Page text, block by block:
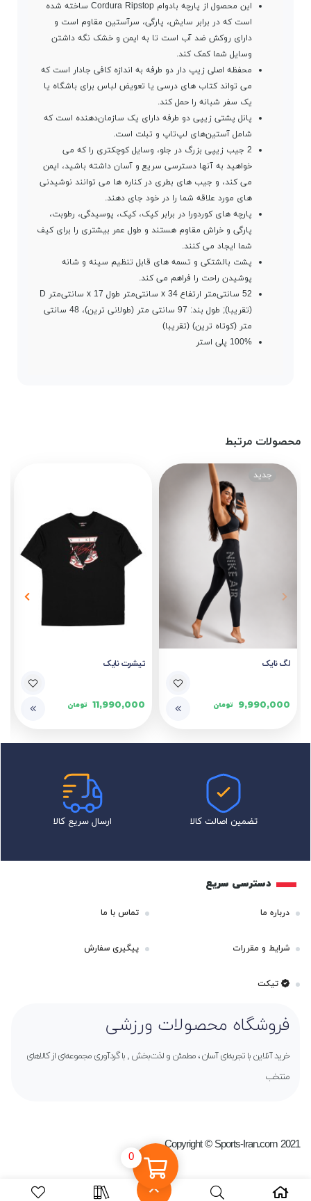
این محصول از پارچه بادوام Cordura Ripstop ساخته شده
است که در برابر سایش، پارگی، سرآستین مقاوم است و
دارای روکش ضد آب است تا به ایمن و خشک نگه داشتن
وسایل شما کمک کند.
محفظه اصلی زیپ دار دو طرفه به اندازه کافی جادار است که
می تواند کتاب های درسی یا تعویض لباس برای باشگاه یا
یک سفر شبانه را حمل کند.
پانل پشتی زیپی دو طرفه دارای یک سازمان‌دهنده است که
شامل آستین‌های لپ‌تاپ و تبلت است.
2 جیب زیپی بزرگ در جلو، وسایل کوچکتری را که می
خواهید به آنها دسترسی سریع و آسان داشته باشید، ایمن
می کند، و جیب های بطری در کناره ها می توانند نوشیدنی
های مورد علاقه شما را در خود جای دهند.
پارچه های کوردورا در برابر کپک، کپک، پوسیدگی، رطوبت،
پارگی و خراش مقاوم هستند و طول عمر بیشتری را برای کیف
شما ایجاد می کنند.
پشت بالشتکی و تسمه های قابل تنظیم سینه و شانه
پوشیدن راحت را فراهم می کند.
52 سانتی‌متر ارتفاع x 34 سانتی‌متر طول x 17 سانتی‌متر D
(تقریبا); طول بند: 97 سانتی متر (طولانی ترین)، 48 سانتی
متر (کوتاه ترین) (تقریبا)
100% پلی استر
محصولات مرتبط
لگ نایک
9,990,000 تومان
تیشرت نایک
11,990,000 تومان
تضمین اصالت کالا ارسال سریع کالا
دسترسی سریع
درباره ما تماس با ما
شرایط و مقررات پیگیری سفارش
تیکت
فروشگاه محصولات ورزشی
خرید آنلاین با تجربه‌ای آسان ، مطمئن و لذت‌بخش , با گردآوری مجموعه‌ای از کالاهای
منتخب
Copyright © Sports-Iran.com 2021
0